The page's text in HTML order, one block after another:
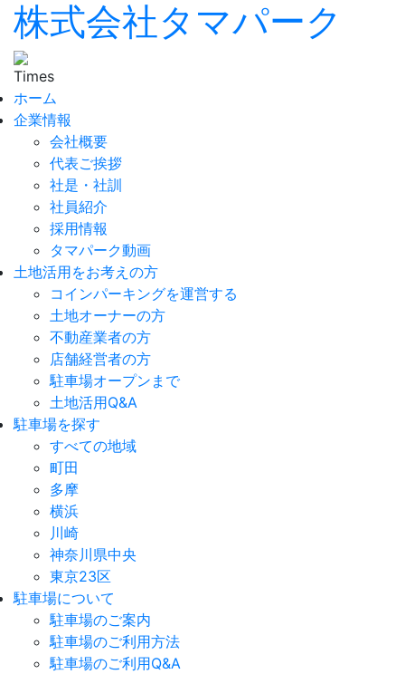
株式会社タマパーク
ホーム
企業情報
会社概要
代表ご挨拶
社是・社訓
社員紹介
採用情報
タマパーク動画
土地活用をお考えの方
コインパーキングを運営する
土地オーナーの方
不動産業者の方
店舗経営者の方
駐車場オープンまで
土地活用Q&A
駐車場を探す
すべての地域
町田
多摩
横浜
川崎
神奈川県中央
東京23区
駐車場について
駐車場のご案内
駐車場のご利用方法
駐車場のご利用Q&A